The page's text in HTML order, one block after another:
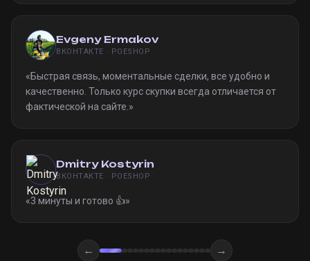
Evgeny Ermakov
ВКОНТАКТЕ · POESHOP
«Быстрая связь, моментальные сделки, все удобно и
качественно. Только курс скупки всегда отличается от
фактической на сайте. »
Dmitry Kostyrin
ВКОНТАКТЕ · POESHOP
«3 минуты и готово 👍»
← →